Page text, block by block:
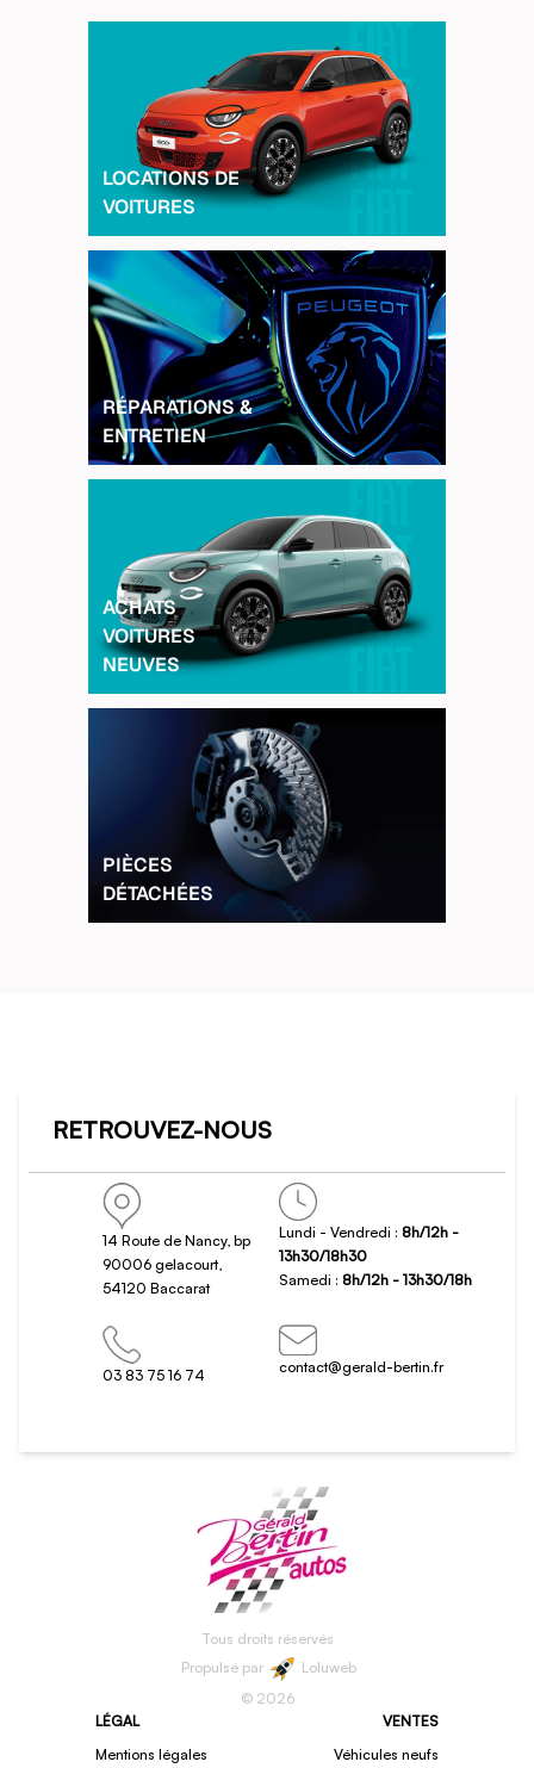
LOCATIONS DE
VOITURES
RÉPARATIONS &
ENTRETIEN
ACHATS
VOITURES
NEUVES
PIÈCES
DÉTACHÉES
RETROUVEZ-NOUS
14 Route de Nancy, bp
90006 gelacourt,
54120 Baccarat
Lundi - Vendredi : 8h/12h -
13h30/18h30
Samedi : 8h/12h - 13h30/18h
03 83 75 16 74 contact@gerald-bertin.fr
Tous droits réservés
Propulsé par
Loluweb
© 2026
LÉGAL
Mentions légales
VENTES
Véhicules neufs